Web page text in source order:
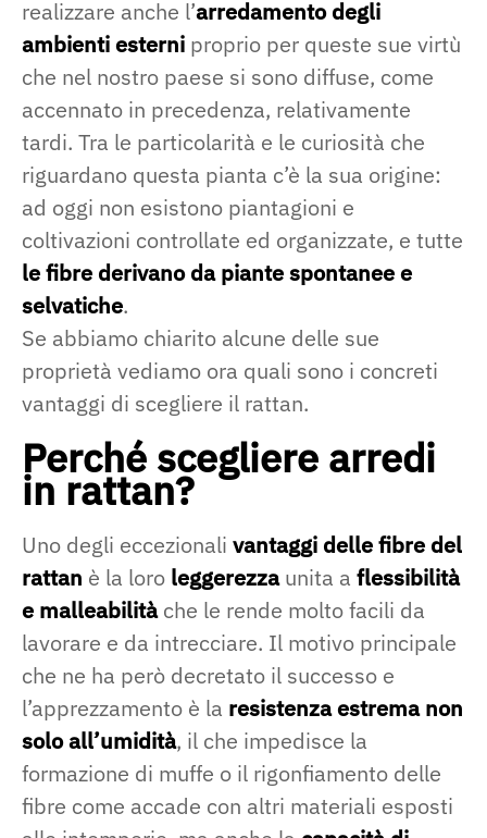
realizzare anche l’arredamento degli
ambienti esterni proprio per queste sue virtù
che nel nostro paese si sono diffuse, come
accennato in precedenza, relativamente
tardi. Tra le particolarità e le curiosità che
riguardano questa pianta c’è la sua origine:
ad oggi non esistono piantagioni e
coltivazioni controllate ed organizzate, e tutte
le fibre derivano da piante spontanee e
selvatiche.
Se abbiamo chiarito alcune delle sue
proprietà vediamo ora quali sono i concreti
vantaggi di scegliere il rattan.
Perché scegliere arredi
in rattan?
Uno degli eccezionali vantaggi delle fibre del
rattan è la loro leggerezzaunita a flessibilità
e malleabilitàche le rende molto facili da
lavorare e da intrecciare. Il motivo principale
che ne ha però decretato il successo e
l’apprezzamento è la resistenza estrema non
solo all’umidità, il che impedisce la
formazione di muffe o il rigonfiamento delle
fibre come accade con altri materiali esposti